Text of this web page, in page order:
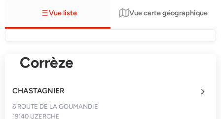
Vue liste Vue carte géographique
Corrèze
CHASTAGNIER
6 ROUTE DE LA GOUMANDIE
19140 UZERCHE